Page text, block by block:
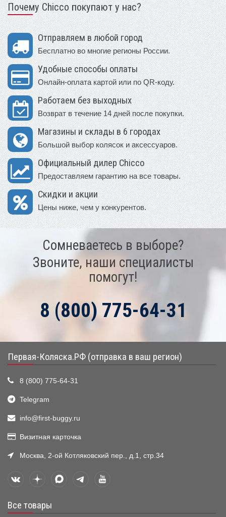
Почему Chicco покупают у нас?
Отправляем в любой город
Бесплатно во многие регионы России.
Удобные способы оплаты
Онлайн-оплата картой или по QR-коду.
Работаем без выходных
Возврат в течение 14 дней после покупки.
Магазины и склады в 6 городах
Большой выбор колясок и аксессуаров.
Официальный дилер Chicco
Предоставляем гарантию на все товары.
Скидки и акции
Цены ниже, чем у конкурентов.
Сомневаетесь в выборе?
Звоните, наши специалисты
помогут!
8 (800) 775-64-31
Первая-Коляска.РФ (отправка в ваш регион)
8 (800) 775-64-31
Telegram
info@first-buggy.ru
Визитная карточка
Москва, 2-ой Котляковский пер., д.1, стр.34
Все товары